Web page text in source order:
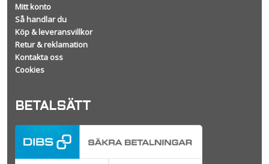
Mitt konto
Så handlar du
Köp & leveransvillkor
Retur & reklamation
Kontakta oss
Cookies
BETALSÄTT